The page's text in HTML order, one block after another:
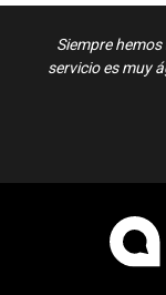
Siempre
servicio es muy